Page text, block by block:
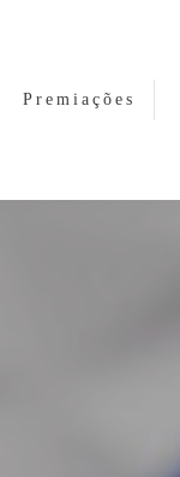
Premiações